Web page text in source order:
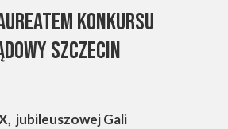
jubileuszowej Gali
konkursu
Szczecin